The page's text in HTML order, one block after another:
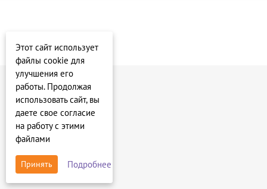
Этот сайт использует
файлы cookie для
улучшения его
работы. Продолжая
использовать сайт, вы
даете свое согласие
на работу с этими
файлами
Принять Подробнее